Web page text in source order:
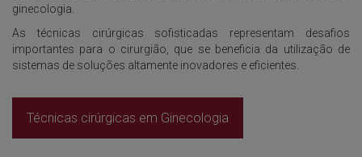
ginecologia.
As técnicas cirúrgicas sofisticadas representam desafios
importantes para o cirurgião, que se beneficia da utilização de
sistemas de soluções altamente inovadores e eficientes.
Técnicas cirúrgicas em Ginecologia